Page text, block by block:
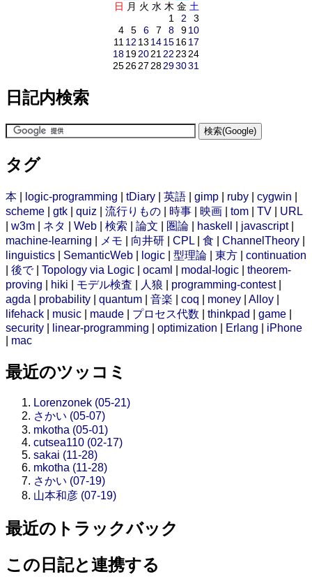
日 月 火 水 木 金 土
1
2
3
4
5 6 7 8 910
11 12 13 14151617
18192021 22 23 24
252627 28293031
日記内検索
タグ
本 logic-programming tDiary 英語 gimp ruby cygwin
scheme
gtk quiz 流行りもの 時事 映画 tom TV
URL
w3m ネタ Web 検索 論文 圏論 haskell javascript|
machine-learning
メモ 向井研 CPL 食 ChannelTheory
linguistics
SemanticWeb logic 型理論 東方
continuation
後で| Topology via Logic ocaml modal-logic
theorem-
proving
hiki モデル検査 人狼 programming-contest|
agda
probability quantum 音楽 coq money Alloy
lifehack
music maude プロセス代数 thinkpad game
security
linear-programming optimization Erlang
iPhone
mac
最近のツッコミ
Lorenzonek (05-21)
さかい (05-07)
mkotha (05-01)
cutsea110 (02-17)
sakai (11-28)
mkotha (11-28)
さかい (07-19)
山本和彦 (07-19)
最近のトラックバック
この日記と連携する